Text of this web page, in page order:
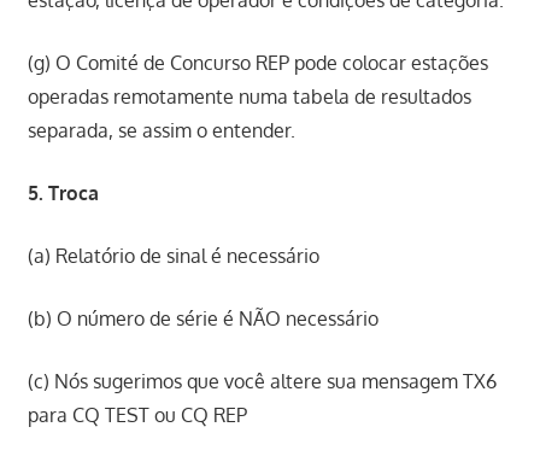
(g) O Comité de Concurso REP pode colocar estações
operadas remotamente numa tabela de resultados
separada, se assim o entender.
5. Troca
(a) Relatório de sinal é necessário
(b) O número de série é NÃO necessário
(c) Nós sugerimos que você altere sua mensagem TX6
para CQ TEST ou CQ REP